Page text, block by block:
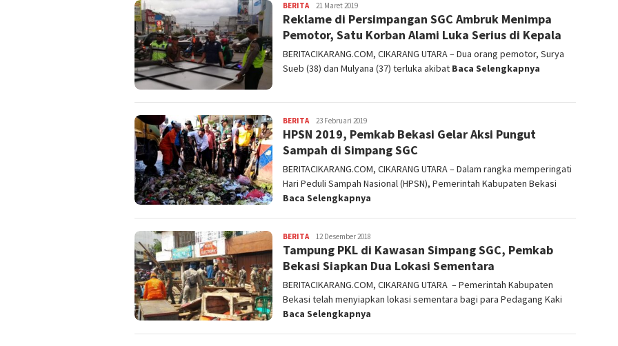
BERITAadmin
21 Maret 2019
Reklame di Persimpangan SGC Ambruk Menimpa
Pemotor, Satu Korban Alami Luka Serius di Kepala
BERITACIKARANG.COM, CIKARANG UTARA – Dua orang pemotor, Surya
Sueb (38) dan Mulyana (37) terluka akibat Baca Selengkapnya
BERITA admin
23 Februari 2019
HPSN 2019, Pemkab Bekasi Gelar Aksi Pungut
Sampah di Simpang SGC
BERITACIKARANG.COM, CIKARANG UTARA – Dalam rangka memperingati
Hari Peduli Sampah Nasional (HPSN), Pemerintah Kabupaten Bekasi
Baca Selengkapnya
BERITA admin
12 Desember 2018
Tampung PKL di Kawasan Simpang SGC, Pemkab
Bekasi Siapkan Dua Lokasi Sementara
BERITACIKARANG.COM, CIKARANG UTARA – Pemerintah Kabupaten
Bekasi telah menyiapkan lokasi sementara bagi para Pedagang Kaki
Baca Selengkapnya